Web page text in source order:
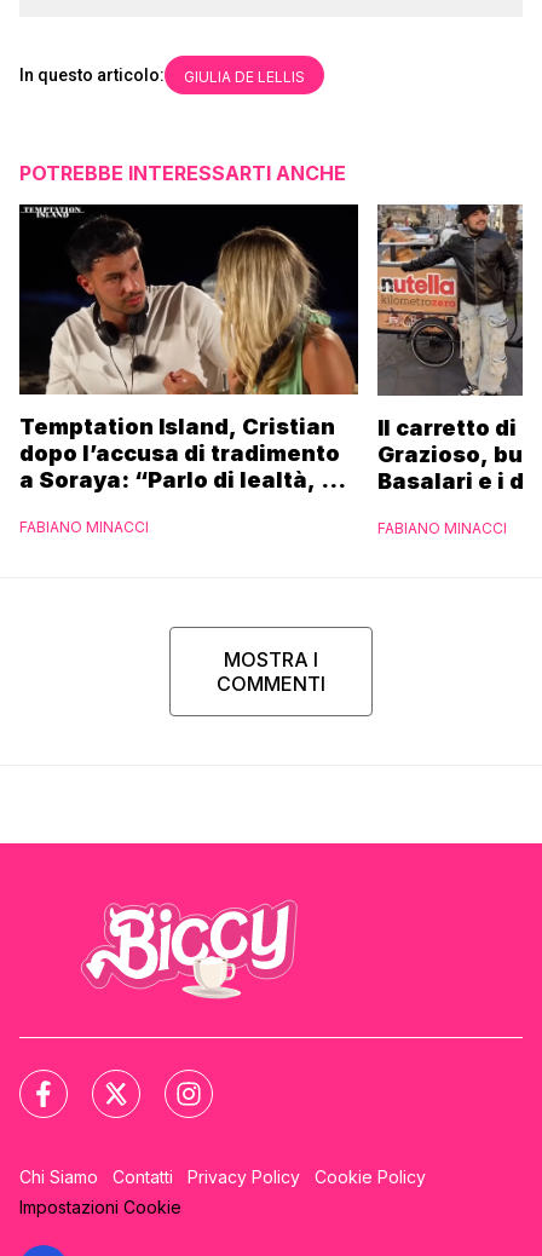
In questo articolo: GIULIA DE LELLIS
POTREBBE INTERESSARTI ANCHE
Temptation Island, Cristian
dopo l’accusa di tradimento
a Soraya: “Parlo di lealtà, ma
FABIANO MINACCI
Il carretto di
Grazioso,
Basalari e i
Ferrero”
FABIANO MINACCI
MOSTRA I
COMMENTI
Chi Siamo Contatti Privacy Policy
Cookie Policy
Impostazioni Cookie